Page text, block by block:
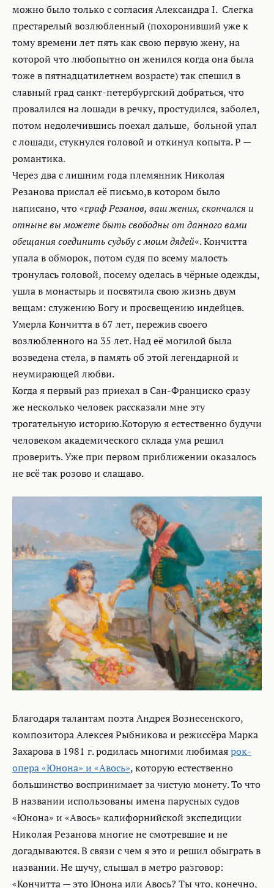
можно было только с согласия Александра I. Слегка
престарелый возлюбленный (похоронивший уже к
тому времени лет пять как свою первую жену, на
которой что любопытно он женился когда она была
тоже в пятнадцатилетнем возрасте) так спешил в
славный град санкт-петербургский добраться, что
провалился на лошади в речку, простудился, заболел,
потом недолечившись поехал дальше, больной упал
с лошади, стукнулся головой и откинул копыта. Р —
романтика.
Через два с лишним года племянник Николая
Резанова прислал её письмо,в котором было
написано, что «граф Резанов, ваш жених, скончался и
отныне вы можете быть свободны от данного вами
обещания соединить судьбу с моим дядей«. Кончитта
упала в обморок, потом судя по всему малость
тронулась головой, посему оделась в чёрные одежды,
ушла в монастырь и посвятила свою жизнь двум
вещам: служению Богу и просвещению индейцев.
Умерла Кончитта в 67 лет, пережив своего
возлюбленного на 35 лет. Над её могилой была
возведена стела, в память об этой легендарной и
неумирающей любви.
Когда я первый раз приехал в Сан-Франциско сразу
же несколько человек рассказали мне эту
трогательную историю.Которую я естественно будучи
человеком академического склада ума решил
проверить. Уже при первом приближении оказалось
не всё так розово и слащаво.
Благодаря талантам поэта Андрея Вознесенского,
композитора Алексея Рыбникова и режиссёра Марка
Захарова в 1981 г. родилась многими любимаярок-
опера «Юнона» и «Авось», которую естественно
большинство воспринимает за чистую монету. То что
В названии использованы имена парусных судов
«Юнона» и «Авось» калифорнийской экспедиции
Николая Резанова многие не смотревшие и не
догадываются. В связи с чем я это и решил обыграть в
названии. Не шучу, слышал в метро разговор:
«Кончитта — это Юнона или Авось? Ты что, конечно,